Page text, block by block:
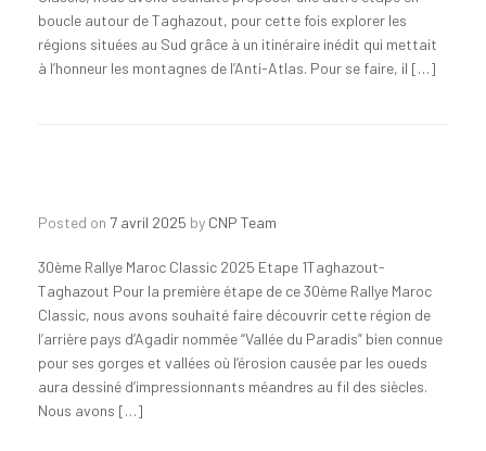
boucle autour de Taghazout, pour cette fois explorer les
régions situées au Sud grâce à un itinéraire inédit qui mettait
à l’honneur les montagnes de l’Anti-Atlas. Pour se faire, il […]
Posted on 7 avril 2025 by CNP Team
30ème Rallye Maroc Classic 2025 Etape 1Taghazout-
Taghazout Pour la première étape de ce 30ème Rallye Maroc
Classic, nous avons souhaité faire découvrir cette région de
l’arrière pays d’Agadir nommée “Vallée du Paradis” bien connue
pour ses gorges et vallées où l’érosion causée par les oueds
aura dessiné d’impressionnants méandres au fil des siècles.
Nous avons […]